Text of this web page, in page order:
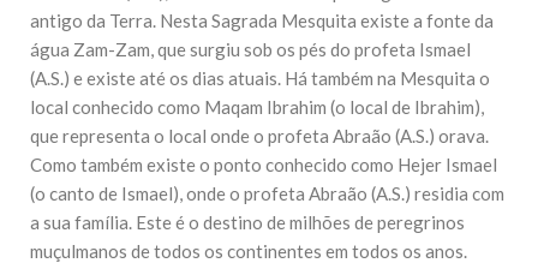
antigo da Terra. Nesta Sagrada Mesquita existe a fonte da
água Zam-Zam, que surgiu sob os pés do profeta Ismael
(A.S.) e existe até os dias atuais. Há também na Mesquita o
local conhecido como Maqam Ibrahim (o local de Ibrahim),
que representa o local onde o profeta Abraão (A.S.) orava.
Como também existe o ponto conhecido como Hejer Ismael
(o canto de Ismael), onde o profeta Abraão (A.S.) residia com
a sua família. Este é o destino de milhões de peregrinos
muçulmanos de todos os continentes em todos os anos.